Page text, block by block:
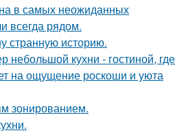
в самых неожиданных
всегда рядом.
странную историю.
небольшой кухни - гостиной, где
на ощущение роскоши и уюта
зонированием.